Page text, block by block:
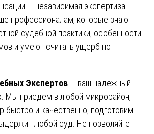
— независимая экспертиза.
профессионалам, которые знают
судебной практики, особенности
и умеют считать ущерб по-
Экспертов — ваш надёжный
Мы приедем в любой микрорайон,
и качественно, подготовим
любой суд. Не позволяйте